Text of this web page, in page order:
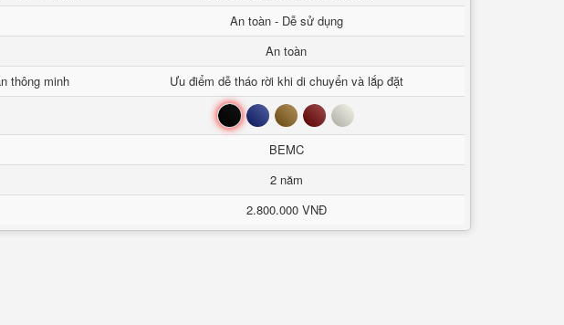
An toàn - Dễ sử dụng
An toàn
thông minh
Ưu điểm dễ tháo rời khi di chuyển và lắp đặt
Đen Xanh Nâu Đỏ Trắng
BEMC
2 năm
2.800.000 VNĐ